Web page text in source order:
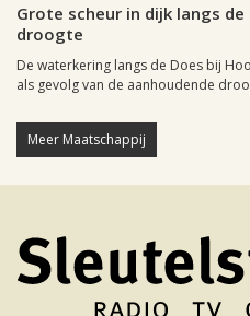
Grote scheur in dijk langs
droogte
De waterkering langs de Does bij
als gevolg van de aanhoudende
Meer Maatschappij